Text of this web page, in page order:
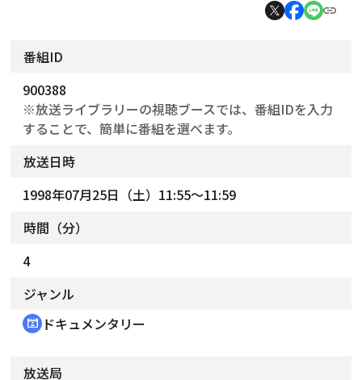
番組ID
900388
※放送ライブラリーの視聴ブースでは、番組IDを入力
することで、簡単に番組を選べます。
放送日時
1998年07月25日（土）11:55～11:59
時間（分）
4
ジャンル
cinematic_blur ドキュメンタリー
放送局